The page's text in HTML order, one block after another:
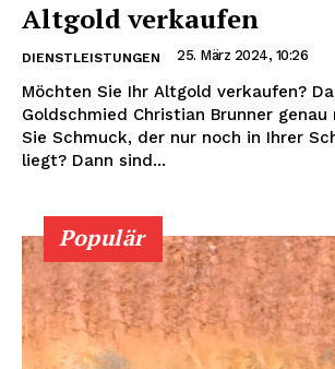
Altgold verkaufen
DIENSTLEISTUNGEN 25. März 2024, 10:26
Möchten Sie Ihr Altgold verkaufen?
Goldschmied Christian Brunner genau
Sie Schmuck, der nur noch in Ihrer
liegt? Dann sind...
Populär